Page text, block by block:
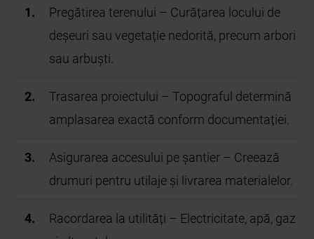
Pregătirea terenului – Curățarea locului de
deșeuri sau vegetație nedorită, precum arbori
sau arbuști.
Trasarea proiectului – Topograful determină
amplasarea exactă conform documentației.
Asigurarea accesului pe șantier – Creează
drumuri pentru utilaje și livrarea materialelor.
Racordarea la utilități – Electricitate, apă, gaz